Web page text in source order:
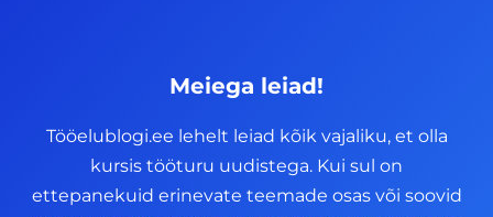
Meiega leiad!
Tööelublogi.ee lehelt leiad kõik vajaliku, et olla
kursis tööturu uudistega. Kui sul on
ettepanekuid erinevate teemade osas või soovid